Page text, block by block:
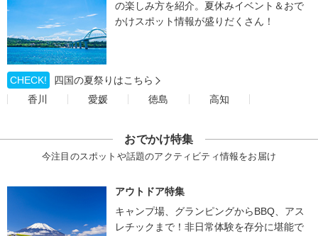
の楽しみ方を紹介。夏休みイベント＆おで
かけスポット情報が盛りだくさん！
CHECK!
四国の夏祭りはこちら
香川
愛媛 徳島 高知
おでかけ特集
今注目のスポットや話題のアクティビティ情報をお届け
アウトドア特集
キャンプ場、グランピングからBBQ、アス
レチックまで！非日常体験を存分に堪能で